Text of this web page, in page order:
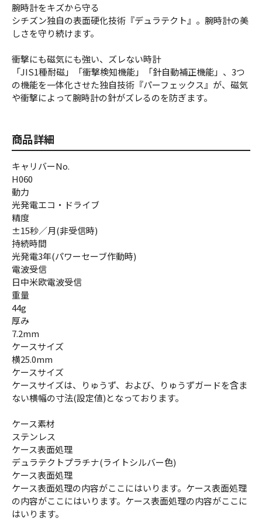
腕時計をキズから守る
シチズン独自の表面硬化技術『デュラテクト』。腕時計の美
しさを守り続けます。
衝撃にも磁気にも強い、ズレない時計
「JIS1種耐磁」「衝撃検知機能」「針自動補正機能」、3つ
の機能を一体化させた独自技術『パーフェックス』が、磁気
や衝撃によって腕時計の針がズレるのを防ぎます。
商品詳細
キャリバーNo.
H060
動力
光発電エコ・ドライブ
精度
±15秒／月(非受信時)
持続時間
光発電3年(パワーセーブ作動時)
電波受信
日中米欧電波受信
重量
44g
厚み
7.2mm
ケースサイズ
横25.0mm
ケースサイズ
ケースサイズは、りゅうず、および、りゅうずガードを含ま
ない横幅の寸法(設定値)となっております。
ケース素材
ステンレス
ケース表面処理
デュラテクトプラチナ(ライトシルバー色)
ケース表面処理
ケース表面処理の内容がここにはいります。ケース表面処理
の内容がここにはいります。ケース表面処理の内容がここに
はいります。